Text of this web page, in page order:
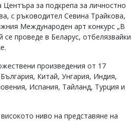
Центъра за подкрепа за личностно
с ръководител Севина Трайкова,
Международен арт конкурс „В
се проведе в Беларус, отбелязвайки
произведения от 17
Китай, Унгария, Индия,
Испания, Тайланд, Турция и
ниво на представяне на